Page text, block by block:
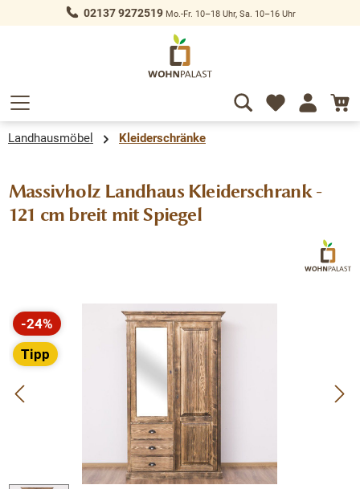
springen 02137 9272519Mo.-Fr. 10–18 Uhr, Sa. 10–16 Uhr
Landhausmöbel Kleiderschränke
Massivholz Landhaus Kleiderschrank -
121 cm breit mit Spiegel
Bildergalerie überspringen
-24%
Rabatt
Tipp